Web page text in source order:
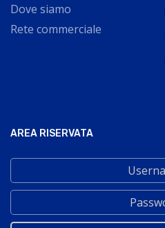
Dove siamo
Rete commerciale
AREA RISERVATA